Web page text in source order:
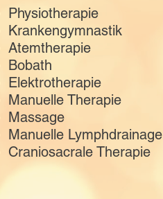
Physiotherapie
Krankengymnastik
Atemtherapie
Bobath
Elektrotherapie
Manuelle Therapie
Massage
Manuelle Lymphdrainage
Craniosacrale Therapie